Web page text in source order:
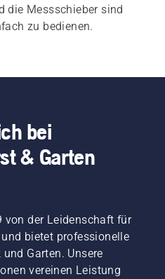
die Messschieber sind
zu bedienen.
bei
& Garten
von der Leidenschaft für
bietet professionelle
Garten. Unsere
vereinen Leistung